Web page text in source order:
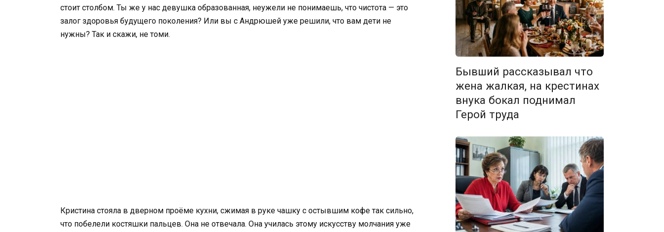
стоит столбом. Ты же у нас девушка образованная, неужели не понимаешь, что чистота — это
залог здоровья будущего поколения? Или вы с Андрюшей уже решили, что вам дети не
нужны? Так и скажи, не томи.
Кристина стояла в дверном проёме кухни, сжимая в руке чашку с остывшим кофе так сильно,
что побелели костяшки пальцев. Она не отвечала. Она училась этому искусству молчания уже
Бывший рассказывал что
жена жалкая, на крестинах
внука бокал поднимал
Герой труда